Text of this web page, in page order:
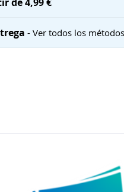
- Ver todos los